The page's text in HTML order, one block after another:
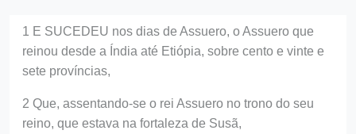
1 E SUCEDEU nos dias de Assuero, o Assuero que
reinou desde a Índia até Etiópia, sobre cento e vinte e
sete províncias,
2 Que, assentando-se o rei Assuero no trono do seu
reino, que estava na fortaleza de Susã,